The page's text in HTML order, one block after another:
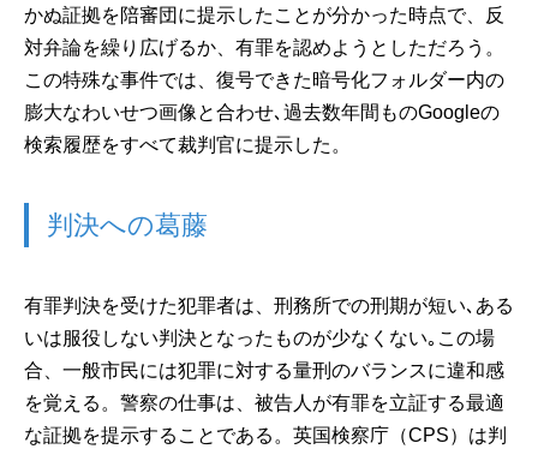
かぬ証拠を陪審団に提示したことが分かった時点で、反
対弁論を繰り広げるか、有罪を認めようとしただろう。
この特殊な事件では、復号できた暗号化フォルダー内の
膨大なわいせつ画像と合わせ､過去数年間ものGoogleの
検索履歴をすべて裁判官に提示した。
判決への葛藤
有罪判決を受けた犯罪者は、刑務所での刑期が短い､ある
いは服役しない判決となったものが少なくない｡この場
合、一般市民には犯罪に対する量刑のバランスに違和感
を覚える。警察の仕事は、被告人が有罪を立証する最適
な証拠を提示することである。英国検察庁（CPS）は判